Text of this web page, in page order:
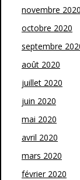
novembre 2020
octobre 2020
septembre
août 2020
juillet 2020
juin 2020
mai 2020
avril 2020
mars 2020
février 2020